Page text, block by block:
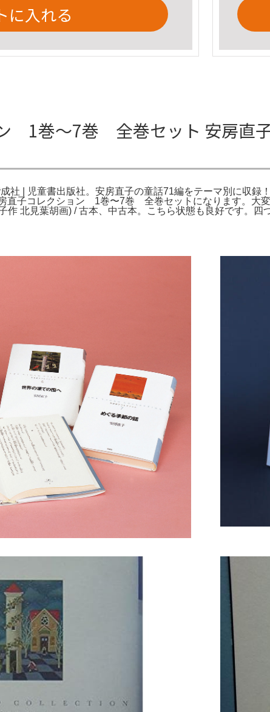
に入れる
1巻〜7巻 全巻セット 安房直
社 | 児童書出版社。安房直子の童話71編をテーマ別に収
直子コレクション 1巻〜7巻 全巻セットになります。大
作 北見葉胡画) / 古本、中古本。こちら状態も良好です。